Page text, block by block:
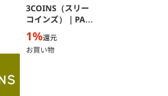
3COINS（スリー
コインズ）｜PAL
CLOSET ONLINE
STORE（パルクロ
ーゼットオンライ
1%還元
お買い物